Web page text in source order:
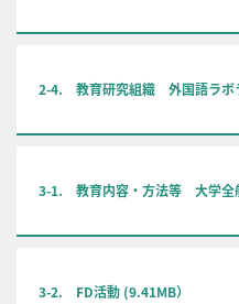
2-4. 教育研究組織 外国語ラボ
3-1. 教育内容・方法等 大学全
3-2. FD活動 (9.41MB）